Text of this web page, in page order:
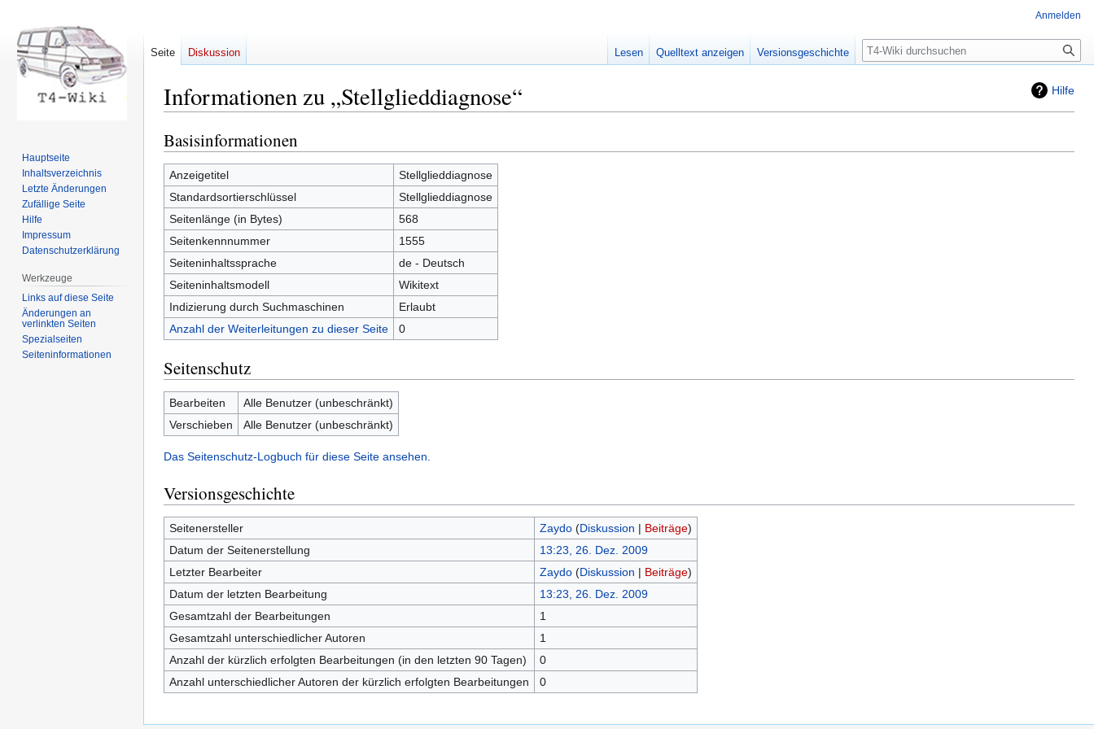
Hilfe
Informationen zu „Stellglieddiagnose“
Zur
Navigation
springen
Zur
Suche
springen
Basisinformationen
Anzeigetitel
Stellglieddiagnose
Standardsortierschlüssel
Stellglieddiagnose
Seitenlänge (in Bytes)
568
Seitenkennnummer
1555
Seiteninhaltssprache
de - Deutsch
Seiteninhaltsmodell
Wikitext
Indizierung durch Suchmaschinen
Erlaubt
Anzahl der Weiterleitungen zu dieser Seite
0
Seitenschutz
Bearbeiten
Alle Benutzer (unbeschränkt)
Verschieben
Alle Benutzer (unbeschränkt)
Das Seitenschutz-Logbuch für diese Seite ansehen.
Versionsgeschichte
Seitenersteller Zaydo (Diskussion | Beiträge)
Datum der Seitenerstellung
13:23, 26. Dez. 2009
Letzter Bearbeiter
Zaydo (Diskussion | Beiträge)
Datum der letzten Bearbeitung
13:23, 26. Dez. 2009
Gesamtzahl der Bearbeitungen
1
Gesamtzahl unterschiedlicher Autoren
1
Anzahl der kürzlich erfolgten Bearbeitungen (in den letzten 90 Tagen)
0
Anzahl unterschiedlicher Autoren der kürzlich erfolgten Bearbeitungen
0
Anmelden
Seite Diskussion Lesen Quelltext anzeigen Versionsgeschichte Suche
Hauptseite
Inhaltsverzeichnis
Letzte Änderungen
Zufällige Seite
Hilfe
Impressum
Datenschutzerklärung
Werkzeuge
Links auf diese Seite
Änderungen an
verlinkten Seiten
Spezialseiten
Seiten­informationen